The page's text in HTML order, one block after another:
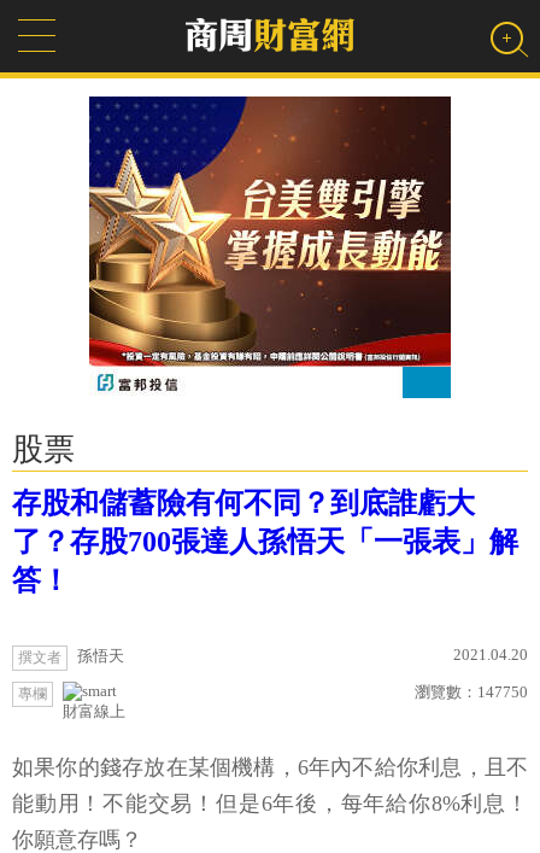
股票
存股和儲蓄險有何不同？到底誰虧大
了？存股700張達人孫悟天「一張表」解
答！
撰文者 孫悟天 2021.04.20
專欄
財富線上
瀏覽數： 147750
如果你的錢存放在某個機構，6年內不給你利息，且不
能動用！不能交易！但是6年後，每年給你8%利息！
你願意存嗎？